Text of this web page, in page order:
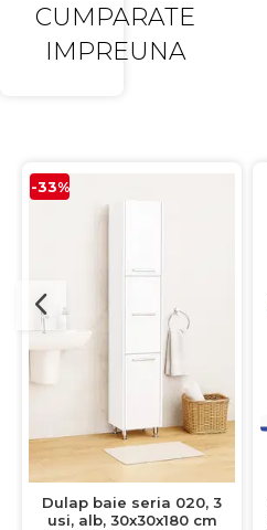
CUMPARATE
IMPREUNA
-33%
Dulap baie seria 020, 3
usi, alb, 30x30x180 cm